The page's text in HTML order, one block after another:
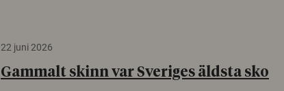
22 juni 2026
Gammalt skinn var Sveriges äldsta sko